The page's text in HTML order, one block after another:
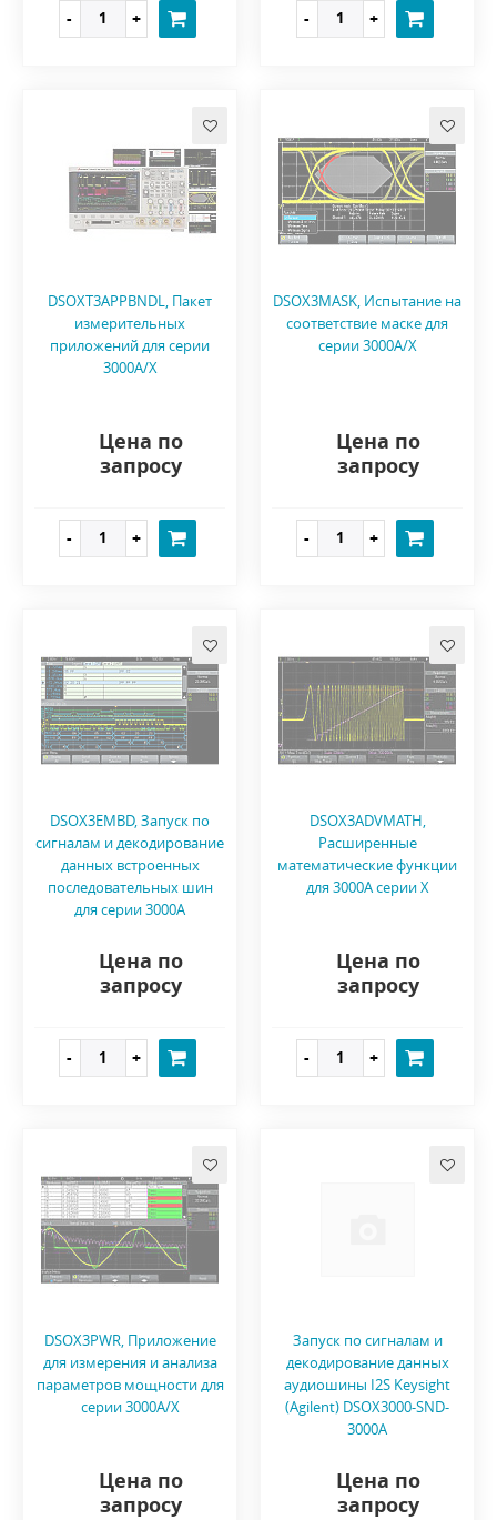
DSOXT3APPBNDL, Пакет
измерительных
приложений для серии
3000A/X
Цена по
запросу
DSOX3MASK, Испытание на
соответствие маске для
серии 3000A/X
Цена по
запросу
DSOX3EMBD, Запуск по
сигналам и декодирование
данных встроенных
последовательных шин
для серии 3000A
Цена по
запросу
DSOX3ADVMATH,
Расширенные
математические функции
для 3000A серии X
Цена по
запросу
DSOX3PWR, Приложение
для измерения и анализа
параметров мощности для
серии 3000A/X
Цена по
запросу
Запуск по сигналам и
декодирование данных
аудиошины I2S Keysight
(Agilent) DSOX3000-SND-
3000A
Цена по
запросу